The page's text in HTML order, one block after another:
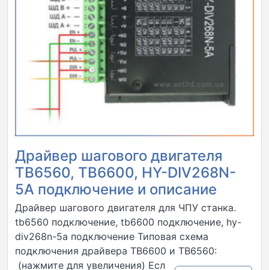
Драйвер шагового двигателя
TB6560, TB6600, HY-DIV268N-
5A подключение и описание
Драйвер шагового двигателя для ЧПУ станка.
tb6560 подключение, tb6600 подключение, hy-
div268n-5a подключение Типовая схема
подключения драйвера TB6600 и TB6560:
(нажмите для увеличения) Если полезно —